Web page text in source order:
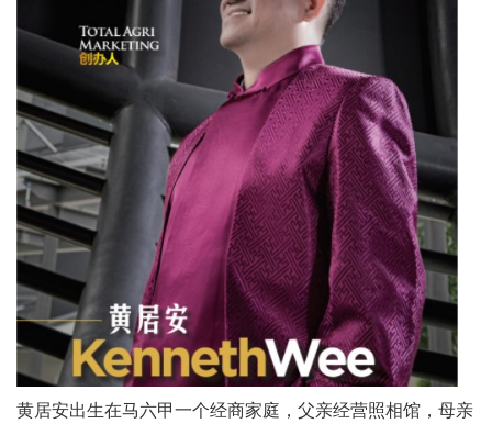
黄居安出生在马六甲一个经商家庭，父亲经营照相馆，母亲